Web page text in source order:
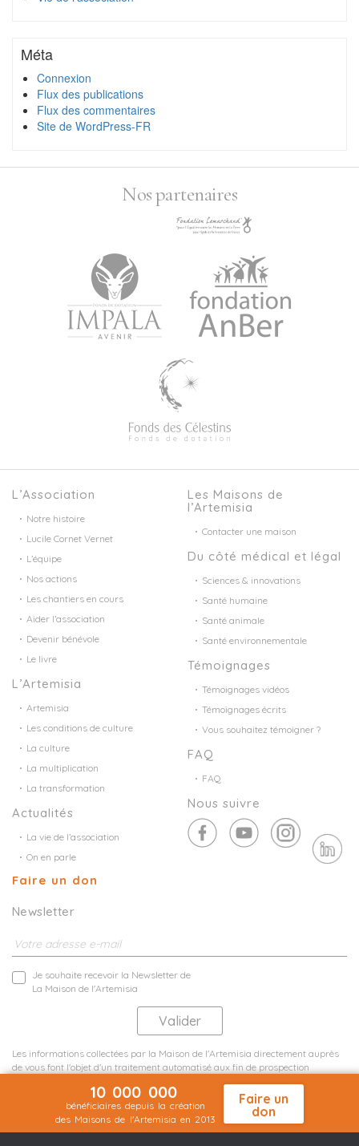
Méta
Connexion
Flux des publications
Flux des commentaires
Site de WordPress-FR
Nos partenaires
L’Association
Notre histoire
Lucile Cornet Vernet
L’équipe
Nos actions
Les chantiers en cours
Aider l’association
Devenir bénévole
Le livre
L’Artemisia
Artemisia
Les conditions de culture
La culture
La multiplication
La transformation
Actualités
La vie de l’association
On en parle
Faire un don
Les Maisons de
l’Artemisia
Contacter une maison
Du côté médical et légal
Sciences & innovations
Santé humaine
Santé animale
Santé environnementale
Témoignages
Témoignages vidéos
Témoignages écrits
Vous souhaitez témoigner ?
FAQ
FAQ
Nous suivre
Newsletter
Je souhaite recevoir la Newsletter de
La Maison de l'Artemisia
Les informations collectées par la Maison de l'Artemisia directement auprès
de vous font l'objet d'un traitement automatisé aux fin de prospection
10 000 000
bénéficiaires depuis la création
des Maisons de l'Artemisia en 2013
Faire un
don